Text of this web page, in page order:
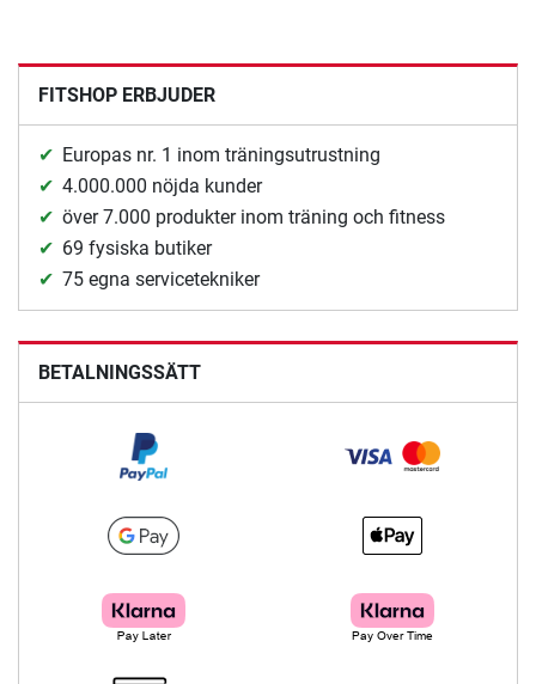
FITSHOP ERBJUDER
Europas nr. 1 inom träningsutrustning
4.000.000 nöjda kunder
över 7.000 produkter inom träning och fitness
69 fysiska butiker
75 egna servicetekniker
BETALNINGSSÄTT